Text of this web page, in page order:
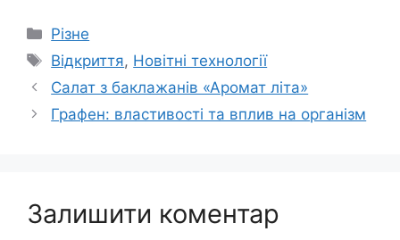
Категорії
Різне
Позначки
Відкриття, Новітні технології
Салат з баклажанів «Аромат літа»
Графен: властивості та вплив на організм
Залишити коментар